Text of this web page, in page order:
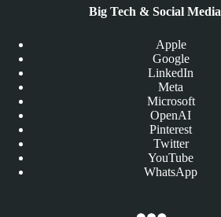
Big Tech & Social Media
Apple
Google
LinkedIn
Meta
Microsoft
OpenAI
Pinterest
Twitter
YouTube
WhatsApp